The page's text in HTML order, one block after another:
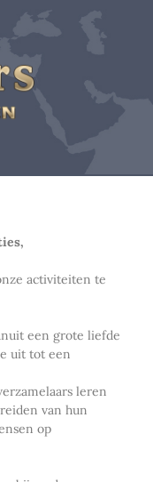
activiteiten te
een grote liefde
uit tot een
leren
van hun
op